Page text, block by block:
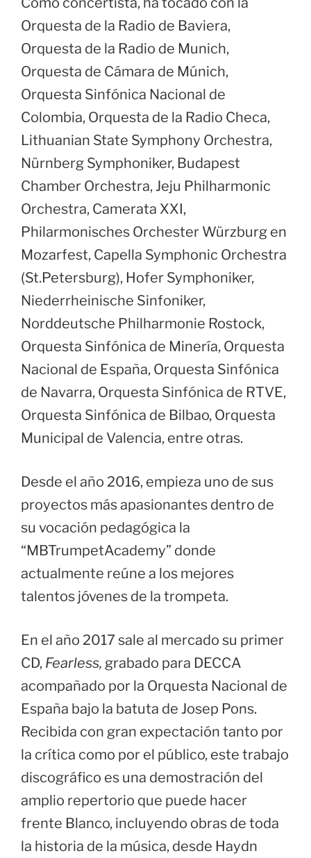
Orquesta de la Radio de Baviera,
Orquesta de la Radio de Munich,
Orquesta de Cámara de Múnich,
Orquesta Sinfónica Nacional de
Colombia, Orquesta de la Radio Checa,
Lithuanian State Symphony Orchestra,
Nürnberg Symphoniker, Budapest
Chamber Orchestra, Jeju Philharmonic
Orchestra, Camerata XXI,
Philarmonisches Orchester Würzburg en
Mozarfest, Capella Symphonic Orchestra
(St.Petersburg), Hofer Symphoniker,
Niederrheinische Sinfoniker,
Norddeutsche Philharmonie Rostock,
Orquesta Sinfónica de Minería, Orquesta
Nacional de España, Orquesta Sinfónica
de Navarra, Orquesta Sinfónica de RTVE,
Orquesta Sinfónica de Bilbao, Orquesta
Municipal de Valencia, entre otras.
Desde el año 2016, empieza uno de sus
proyectos más apasionantes dentro de
su vocación pedagógica la
“MBTrumpetAcademy” donde
actualmente reúne a los mejores
talentos jóvenes de la trompeta.
En el año 2017 sale al mercado su primer
CD, Fearless, grabado para DECCA
acompañado por la Orquesta Nacional de
España bajo la batuta de Josep Pons.
Recibida con gran expectación tanto por
la crítica como por el público, este trabajo
discográfico es una demostración del
amplio repertorio que puede hacer
frente Blanco, incluyendo obras de toda
la historia de la música, desde Haydn